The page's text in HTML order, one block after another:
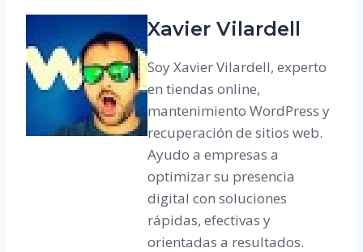
Xavier Vilardell
Soy Xavier Vilardell, experto
en tiendas online,
mantenimiento WordPress y
recuperación de sitios web.
Ayudo a empresas a
optimizar su presencia
digital con soluciones
rápidas, efectivas y
orientadas a resultados.